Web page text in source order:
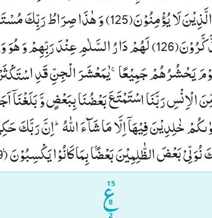
لَا یُؤْمِنُوْنَ(125)
وَ هٰذَا صِرَاطُ رَبِّكَ
لَهُمْ دَارُ السَّلٰمِ عِنْدَ رَبِّهِمْ وَ هُوَ
یَحْشُرُهُمْ جَمِیْعًاۚ-یٰمَعْشَرَ الْجِنِّ قَدِ
الْاِنْسِ رَبَّنَا اسْتَمْتَعَ بَعْضُنَا بِبَعْضٍ وَّ بَلَغْنَاۤ
خٰلِدِیْنَ فِیْهَاۤ اِلَّا مَا شَآءَ اللّٰهُؕ-اِنَّ رَبَّكَ
بَعْضَ الظّٰلِمِیْنَ بَعْضًۢا بِمَا كَانُوْا یَكْسِبُوْنَ۠ (129)
15
8
2